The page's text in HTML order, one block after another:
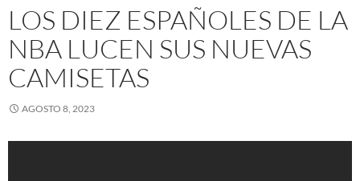
LOS DIEZ ESPAÑOLES DE LA
NBA LUCEN SUS NUEVAS
CAMISETAS
AGOSTO 8, 2023